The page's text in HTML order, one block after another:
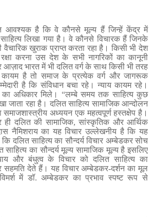
आवश्यक है कि वे कौनसे मूल्य हैं जिन्हें केंद्र में
लिखा गया है। वे कौनसे विचारक हैं जिनके
खुराक प्राप्त करता रहा है । किसी भी देश
करना उस देश के सभी नागरिकों का कानूनी
आज़ाद भारत में भी दलित वर्ग के साथ किसी भी तरह
है तो समाज के प्रत्येक वर्ग और जागरूक
है कि संविधान बचा रहे। न्याय कायम रहे।
अधिकार मिले।
“लम्बे समय तक साहित्य कुछ
जाता रहा है । दलित साहित्य सामाजिक आन्दोलन
अध्ययन एक महत्वपूर्ण हस्तक्षेप है।
ही दलित की सामाजिक, सांस्कृतिक और आर्थिक
नैमिशराय का यह विचार उल्लेखनीय है कि यह
कि दलित साहित्य का सौन्दर्य विचार अम्बेडकर सोच
का सौन्दर्य मूल्य सामाजिक मूल्य है इसलिए
और बंधुत्व के विचार को दलित साहित्य का
सहमति देते हैं। यह विचार अम्बेडकर-दर्शन का मूल
में डॉ. अम्बेडकर का प्रभाव स्पष्ट रूप से